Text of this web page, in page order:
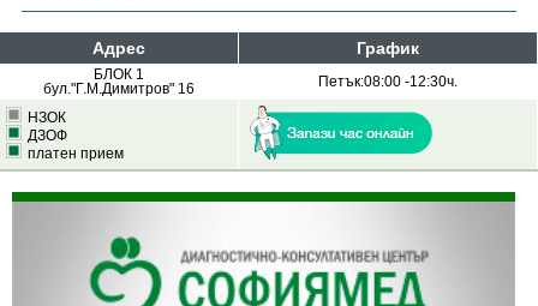
Адрес График
БЛОК 1
бул."Г.М.Димитров" 16
Петък:08:00 -12:30ч.
НЗОК
ДЗОФ
платен прием